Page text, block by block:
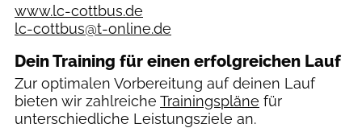
www.lc-cottbus.de
lc-cottbus@t-online.de
Dein Training für einen erfolgreichen Lauf
Zur optimalen Vorbereitung auf deinen Lauf
bieten wir zahlreiche Trainingspläne für
unterschiedliche Leistungsziele an.